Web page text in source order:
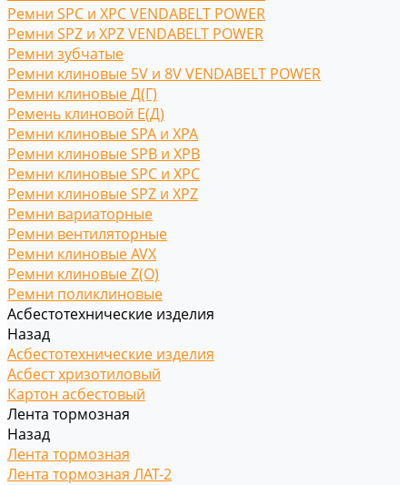
Ремни SPC и XPC VENDABELT POWER
Ремни SPZ и XPZ VENDABELT POWER
Ремни зубчатые
Ремни клиновые 5V и 8V VENDABELT POWER
Ремни клиновые Д(Г)
Ремень клиновой Е(Д)
Ремни клиновые SPA и XPA
Ремни клиновые SPB и XPB
Ремни клиновые SPC и XPC
Ремни клиновые SPZ и XPZ
Ремни вариаторные
Ремни вентиляторные
Ремни клиновые AVX
Ремни клиновые Z(O)
Ремни поликлиновые
Асбестотехнические изделия
Назад
Асбестотехнические изделия
Асбест хризотиловый
Картон асбестовый
Лента тормозная
Назад
Лента тормозная
Лента тормозная ЛАТ-2